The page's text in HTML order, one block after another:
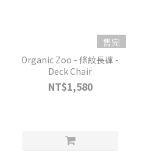
售完
Organic Zoo - 條紋長褲 -
Deck Chair
NT$1,580